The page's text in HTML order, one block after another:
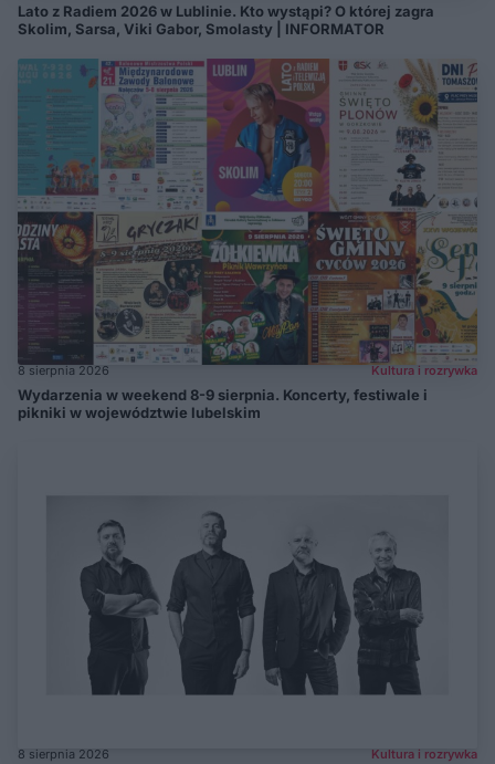
Lato z Radiem 2026 w Lublinie. Kto wystąpi? O której zagra
Skolim, Sarsa, Viki Gabor, Smolasty | INFORMATOR
8 sierpnia 2026 Kultura i rozrywka
Wydarzenia w weekend 8-9 sierpnia. Koncerty, festiwale i
pikniki w województwie lubelskim
8 sierpnia 2026 Kultura i rozrywka